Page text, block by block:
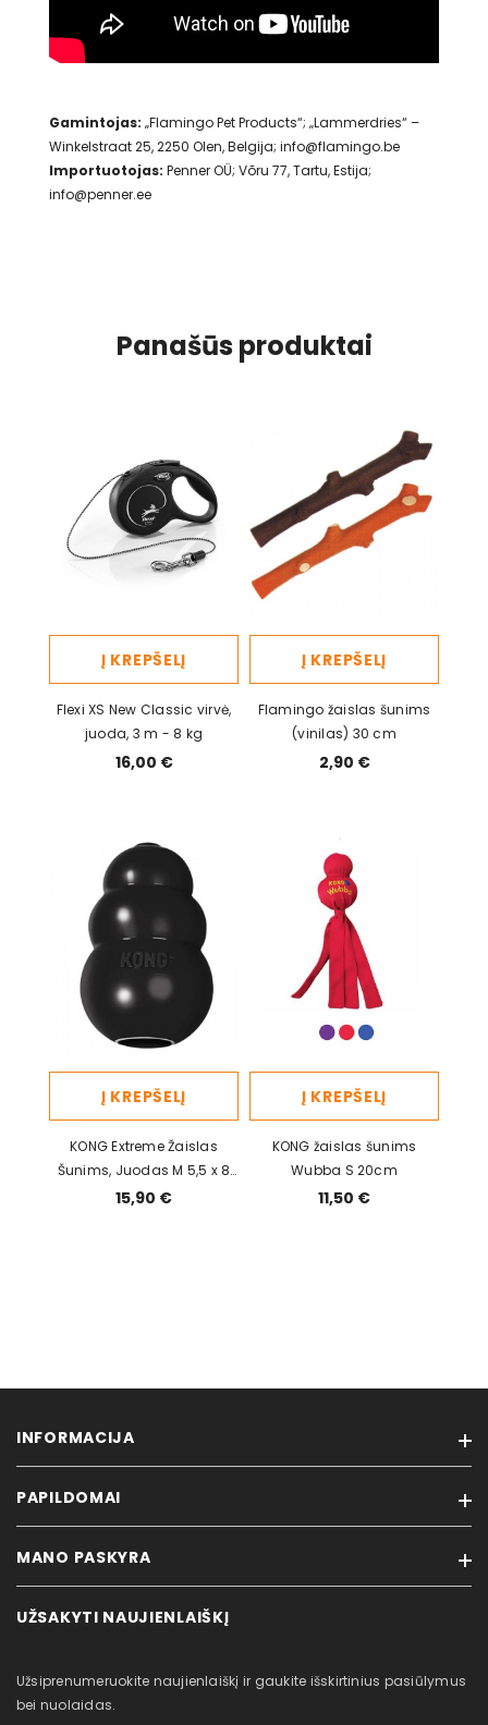
Gamintojas: „Flamingo Pet Products“; „Lammerdries“ –
Winkelstraat 25, 2250 Olen, Belgija; info@flamingo.be
Importuotojas: Penner OÜ; Võru 77, Tartu, Estija;
info@penner.ee
Panašūs produktai
Į KREPŠELĮ
Flexi XS New Classic virvė,
juoda, 3 m - 8 kg
16,00 €
Į KREPŠELĮ
Flamingo žaislas šunims
(vinilas) 30 cm
2,90 €
Į KREPŠELĮ
KONG Extreme Žaislas
Šunims, Juodas M 5,5 x 8
cm
15,90 €
Į KREPŠELĮ
KONG žaislas šunims
Wubba S 20cm
11,50 €
INFORMACIJA
Prisijungti
Pardavimo sąlygos
Atsiliepimai / Klientų aptarnavimas
Partneriams
PAPILDOMAI
Prekiniai ženklai
Nauji produktai
MANO PASKYRA
Mano paskyra
Įsigytos prekės
UŽSAKYTI NAUJIENLAIŠKĮ
Užsiprenumeruokite naujienlaiškį ir gaukite išskirtinius pasiūlymus
bei nuolaidas.